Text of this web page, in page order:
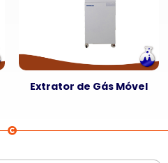
Extrator de Gás Móvel